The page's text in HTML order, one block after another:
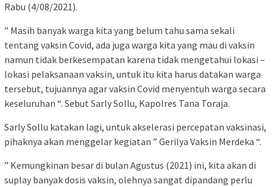
Rabu (4/08/2021).
” Masih banyak warga kita yang belum tahu sama sekali
tentang vaksin Covid, ada juga warga kita yang mau di vaksin
namun tidak berkesempatan karena tidak mengetahui lokasi –
lokasi pelaksanaan vaksin, untuk itu kita harus datakan warga
tersebut, tujuannya agar vaksin Covid menyentuh warga secara
keseluruhan “. Sebut Sarly Sollu, Kapolres Tana Toraja.
Sarly Sollu katakan lagi, untuk akselerasi percepatan vaksinasi,
pihaknya akan menggelar kegiatan ” Gerilya Vaksin Merdeka “.
” Kemungkinan besar di bulan Agustus (2021) ini, kita akan di
suplay banyak dosis vaksin, olehnya sangat dipandang perlu